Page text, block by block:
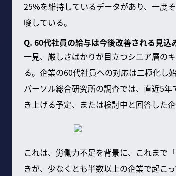
25%を維持しているデータがあり、一度
唆している。
Q. 60代社員の給与は今後改善される見込
一見、厳しさばかりが目立つシニア層の
る。企業の60代社員への対応は二極化し
パーソル総合研究所の調査では、直近5
き上げる予定、または検討中と回答した
これは、労働力不足を背景に、これまで
きが、少なくとも半数以上の企業で起こ